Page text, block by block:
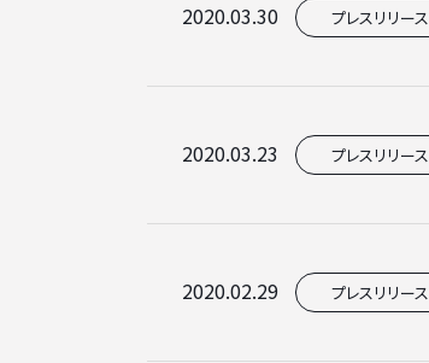
2020.03.30
プレスリリース
2020.03.23 プレスリリース
2020.02.29 プレスリリース